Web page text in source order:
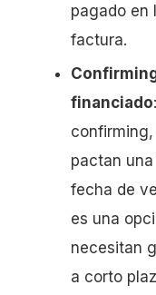
pagado en
factura.
financiado
pactan
fecha de
es una
necesitan
a corto